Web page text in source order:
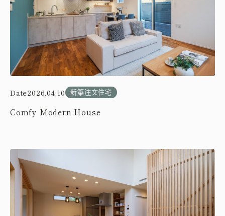
Date2026.04.10 新築注文住宅
Comfy Modern House